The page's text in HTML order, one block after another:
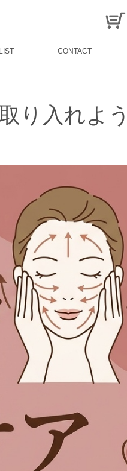
CONTACT
り入れよう